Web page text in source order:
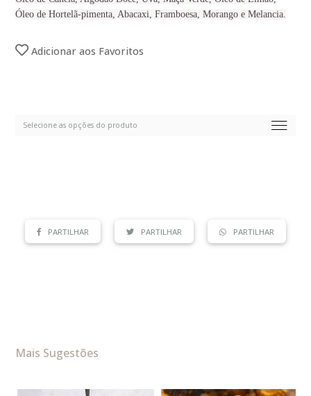
Óleo de Hortelã-pimenta, Abacaxi, Framboesa, Morango e Melancia.
Adicionar aos Favoritos
PARTILHAR PARTILHAR PARTILHAR
Mais Sugestões